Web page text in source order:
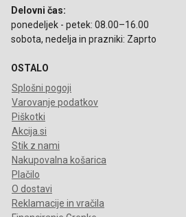
Delovni čas:
ponedeljek - petek: 08.00–16.00
sobota, nedelja in prazniki: Zaprto
OSTALO
Splošni pogoji
Varovanje podatkov
Piškotki
Akcija.si
Stik z nami
Nakupovalna košarica
Plačilo
O dostavi
Reklamacije in vračila